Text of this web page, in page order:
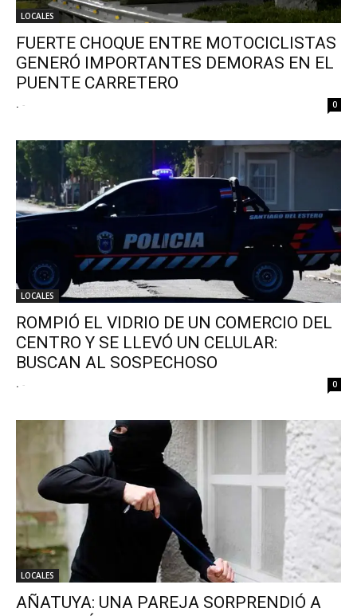
LOCALES
FUERTE CHOQUE ENTRE MOTOCICLISTAS
GENERÓ IMPORTANTES DEMORAS EN EL
PUENTE CARRETERO
. - 0
LOCALES
ROMPIÓ EL VIDRIO DE UN COMERCIO DEL
CENTRO Y SE LLEVÓ UN CELULAR:
BUSCAN AL SOSPECHOSO
. - 0
LOCALES
AÑATUYA: UNA PAREJA SORPRENDIÓ A